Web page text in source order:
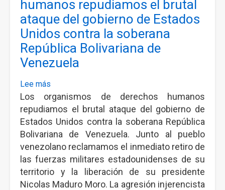
humanos repudiamos el brutal
ataque del gobierno de Estados
Unidos contra la soberana
República Bolivariana de
Venezuela
Lee más
Los
organismos
de
derechos
humanos
repudiamos
el
brutal
Los organismos de derechos humanos
repudiamos el brutal ataque del gobierno de
Estados Unidos contra la soberana República
Bolivariana de Venezuela. Junto al pueblo
venezolano reclamamos el inmediato retiro de
las fuerzas militares estadounidenses de su
territorio y la liberación de su presidente
Nicolas Maduro Moro. La agresión injerencista